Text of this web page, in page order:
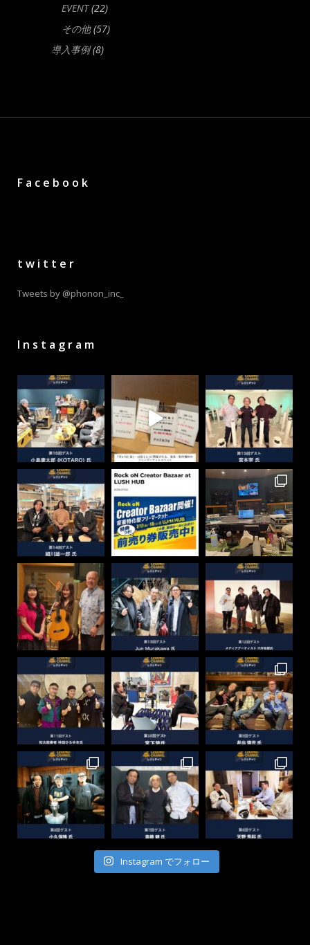
EVENT(22)
その他(57)
導入事例(8)
Facebook
twitter
Tweets by @phonon_inc_
Instagram
Instagram でフォロー